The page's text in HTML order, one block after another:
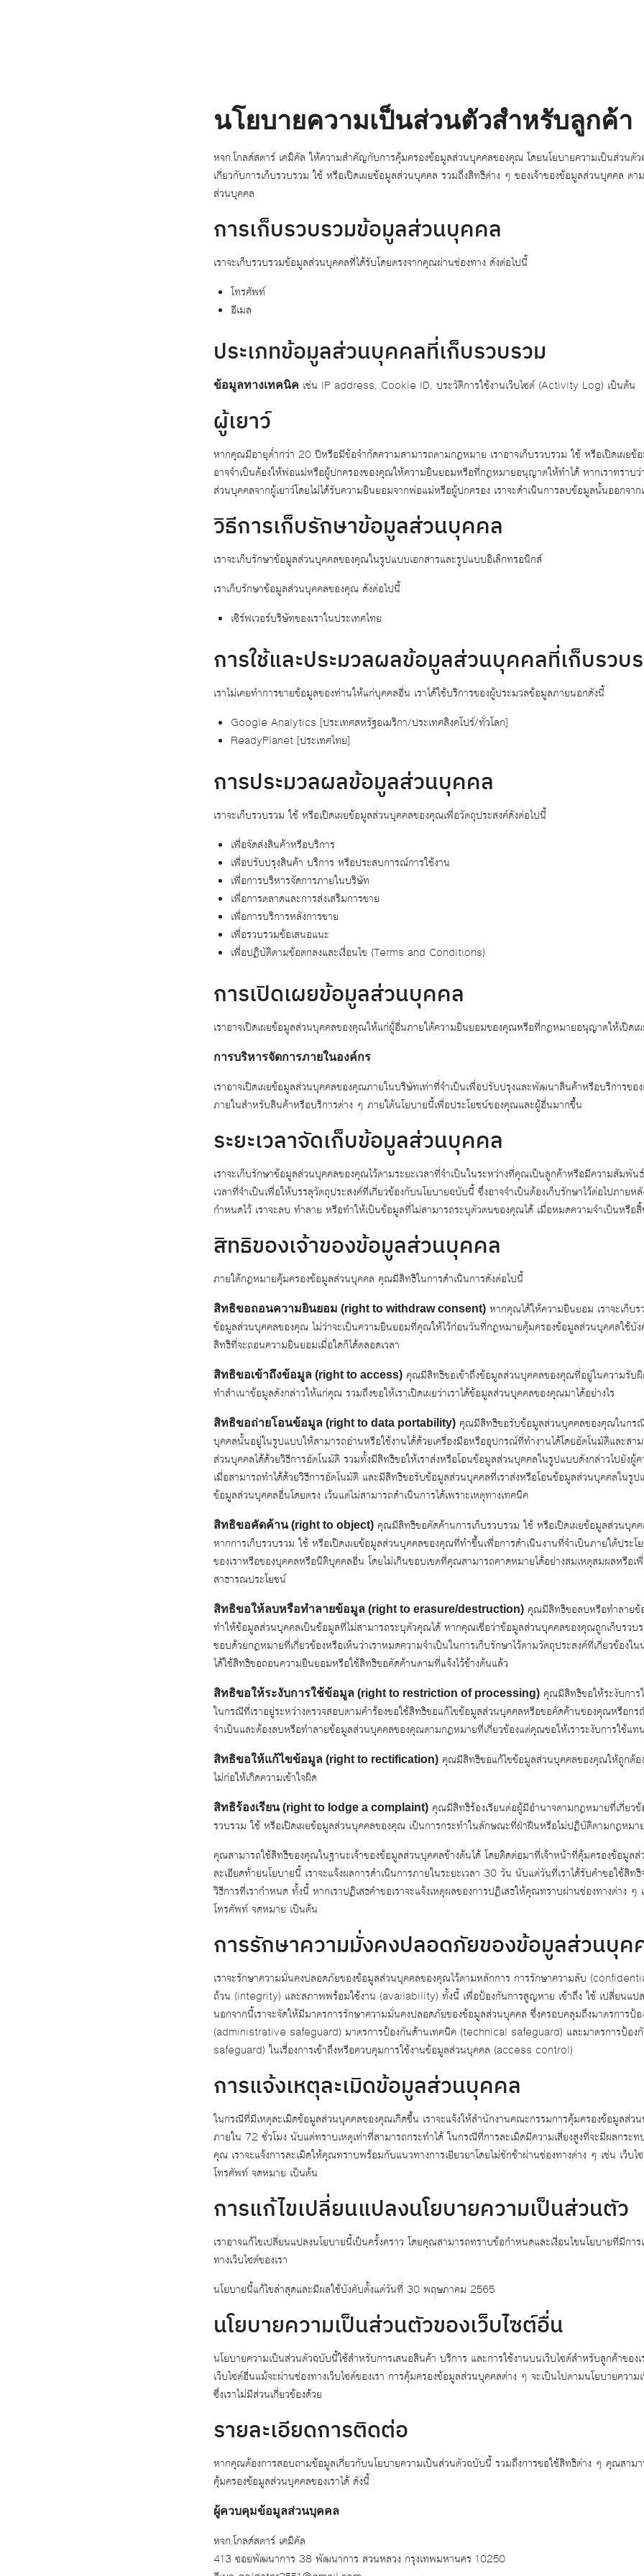
for:
Search
นโยบายความเป็นส่วนตัวสำหรับลูกค้า
หจก.โกลด์สตาร์ เคมิคัล ให้ความสำคัญกับการคุ้มครองข้อมูลส่วนบุคคลของคุณ โดยนโยบายความเป็นส่วนตั
เกี่ยวกับการเก็บรวบรวม ใช้ หรือเปิดเผยข้อมูลส่วนบุคคล รวมถึงสิทธิต่าง ๆ ของเจ้าของข้อมูลส่วนบุคคล ต
ส่วนบุคคล
การเก็บรวบรวมข้อมูลส่วนบุคคล
เราจะเก็บรวบรวมข้อมูลส่วนบุคคลที่ได้รับโดยตรงจากคุณผ่านช่องทาง ดังต่อไปนี้
โทรศัพท์
อีเมล
ประเภทข้อมูลส่วนบุคคลที่เก็บรวบรวม
ข้อมูลทางเทคนิค เช่น IP address, Cookie ID, ประวัติการใช้งานเว็บไซต์ (Activity Log) เป็นต้น
ผู้เยาว์
หากคุณมีอายุต่ำกว่า 20 ปีหรือมีข้อจำกัดความสามารถตามกฎหมาย เราอาจเก็บรวบรวม ใช้ หรือเปิดเผยข้
อาจจำเป็นต้องให้พ่อแม่หรือผู้ปกครองของคุณให้ความยินยอมหรือที่กฎหมายอนุญาตให้ทำได้ หากเราทราบ
ส่วนบุคคลจากผู้เยาว์โดยไม่ได้รับความยินยอมจากพ่อแม่หรือผู้ปกครอง เราจะดำเนินการลบข้อมูลนั้นออกจากเ
วิธีการเก็บรักษาข้อมูลส่วนบุคคล
เราจะเก็บรักษาข้อมูลส่วนบุคคลของคุณในรูปแบบเอกสารและรูปแบบอิเล็กทรอนิกส์
เราเก็บรักษาข้อมูลส่วนบุคคลของคุณ ดังต่อไปนี้
เซิร์ฟเวอร์บริษัทของเราในประเทศไทย
การใช้และประมวลผลข้อมูลส่วนบุคคลที่เก็บรวบ
เราไม่เคยทำการขายข้อมูลของท่านให้แก่บุคคลอื่น เราได้ใช้บริการของผู้ประมวลข้อมูลภายนอกดังนี้
Google Analytics [ประเทศสหรัฐอเมริกา/ประเทศสิงคโปร์/ทั่วโลก]
ReadyPlanet [ประเทศไทย]
การประมวลผลข้อมูลส่วนบุคคล
เราจะเก็บรวบรวม ใช้ หรือเปิดเผยข้อมูลส่วนบุคคลของคุณเพื่อวัตถุประสงค์ดังต่อไปนี้
เพื่อจัดส่งสินค้าหรือบริการ
เพื่อปรับปรุงสินค้า บริการ หรือประสบการณ์การใช้งาน
เพื่อการบริหารจัดการภายในบริษัท
เพื่อการตลาดและการส่งเสริมการขาย
เพื่อการบริการหลังการขาย
เพื่อรวบรวมข้อเสนอแนะ
เพื่อปฏิบัติตามข้อตกลงและเงื่อนไข (Terms and Conditions)
การเปิดเผยข้อมูลส่วนบุคคล
เราอาจเปิดเผยข้อมูลส่วนบุคคลของคุณให้แก่ผู้อื่นภายใต้ความยินยอมของคุณหรือที่กฎหมายอนุญาตให้เปิดเ
การบริหารจัดการภายในองค์กร
เราอาจเปิดเผยข้อมูลส่วนบุคคลของคุณภายในบริษัทเท่าที่จำเป็นเพื่อปรับปรุงและพัฒนาสินค้าหรือบริการของ
ภายในสำหรับสินค้าหรือบริการต่าง ๆ ภายใต้นโยบายนี้เพื่อประโยชน์ของคุณและผู้อื่นมากขึ้น
ระยะเวลาจัดเก็บข้อมูลส่วนบุคคล
เราจะเก็บรักษาข้อมูลส่วนบุคคลของคุณไว้ตามระยะเวลาที่จำเป็นในระหว่างที่คุณเป็นลูกค้าหรือมีความสัมพัน
เวลาที่จำเป็นเพื่อให้บรรลุวัตถุประสงค์ที่เกี่ยวข้องกับนโยบายฉบับนี้ ซึ่งอาจจำเป็นต้องเก็บรักษาไว้ต่อไปภาย
กำหนดไว้ เราจะลบ ทำลาย หรือทำให้เป็นข้อมูลที่ไม่สามารถระบุตัวตนของคุณได้ เมื่อหมดความจำเป็นหรือสิ้
สิทธิของเจ้าของข้อมูลส่วนบุคคล
ภายใต้กฎหมายคุ้มครองข้อมูลส่วนบุคคล คุณมีสิทธิในการดำเนินการดังต่อไปนี้
สิทธิขอถอนความยินยอม (right to withdraw consent) หากคุณได้ให้ความยินยอม เราจะเก็บ
ข้อมูลส่วนบุคคลของคุณ ไม่ว่าจะเป็นความยินยอมที่คุณให้ไว้ก่อนวันที่กฎหมายคุ้มครองข้อมูลส่วนบุคคลใช้
สิทธิที่จะถอนความยินยอมเมื่อใดก็ได้ตลอดเวลา
สิทธิขอเข้าถึงข้อมูล (right to access) คุณมีสิทธิขอเข้าถึงข้อมูลส่วนบุคคลของคุณที่อยู่ในความรับผิ
ทำสำเนาข้อมูลดังกล่าวให้แก่คุณ รวมถึงขอให้เราเปิดเผยว่าเราได้ข้อมูลส่วนบุคคลของคุณมาได้อย่างไร
สิทธิขอถ่ายโอนข้อมูล (right to data portability) คุณมีสิทธิขอรับข้อมูลส่วนบุคคลของคุณในกร
บุคคลนั้นอยู่ในรูปแบบให้สามารถอ่านหรือใช้งานได้ด้วยเครื่องมือหรืออุปกรณ์ที่ทำงานได้โดยอัตโนมัติและสา
ส่วนบุคคลได้ด้วยวิธีการอัตโนมัติ รวมทั้งมีสิทธิขอให้เราส่งหรือโอนข้อมูลส่วนบุคคลในรูปแบบดังกล่าวไปยัง
เมื่อสามารถทำได้ด้วยวิธีการอัตโนมัติ และมีสิทธิขอรับข้อมูลส่วนบุคคลที่เราส่งหรือโอนข้อมูลส่วนบุคคลในรู
ข้อมูลส่วนบุคคลอื่นโดยตรง เว้นแต่ไม่สามารถดำเนินการได้เพราะเหตุทางเทคนิค
สิทธิขอคัดค้าน (right to object) คุณมีสิทธิขอคัดค้านการเก็บรวบรวม ใช้ หรือเปิดเผยข้อมูลส่วนบุคค
หากการเก็บรวบรวม ใช้ หรือเปิดเผยข้อมูลส่วนบุคคลของคุณที่ทำขึ้นเพื่อการดำเนินงานที่จำเป็นภายใต้ประ
ของเราหรือของบุคคลหรือนิติบุคคลอื่น โดยไม่เกินขอบเขตที่คุณสามารถคาดหมายได้อย่างสมเหตุสมผลหรือเ
สาธารณประโยชน์
สิทธิขอให้ลบหรือทำลายข้อมูล (right to erasure/destruction) คุณมีสิทธิขอลบหรือทำลาย
ทำให้ข้อมูลส่วนบุคคลเป็นข้อมูลที่ไม่สามารถระบุตัวคุณได้ หากคุณเชื่อว่าข้อมูลส่วนบุคคลของคุณถูกเก็บรวบร
ชอบด้วยกฎหมายที่เกี่ยวข้องหรือเห็นว่าเราหมดความจำเป็นในการเก็บรักษาไว้ตามวัตถุประสงค์ที่เกี่ยวข้อง
ได้ใช้สิทธิขอถอนความยินยอมหรือใช้สิทธิขอคัดค้านตามที่แจ้งไว้ข้างต้นแล้ว
สิทธิขอให้ระงับการใช้ข้อมูล (right to restriction of processing) คุณมีสิทธิขอให้ระงับกา
ในกรณีที่เราอยู่ระหว่างตรวจสอบตามคำร้องขอใช้สิทธิขอแก้ไขข้อมูลส่วนบุคคลหรือขอคัดค้านของคุณหรือก
จำเป็นและต้องลบหรือทำลายข้อมูลส่วนบุคคลของคุณตามกฎหมายที่เกี่ยวข้องแต่คุณขอให้เราระงับการใช้แท
สิทธิขอให้แก้ไขข้อมูล (right to rectification) คุณมีสิทธิขอแก้ไขข้อมูลส่วนบุคคลของคุณให้ถูกต้
ไม่ก่อให้เกิดความเข้าใจผิด
สิทธิร้องเรียน (right to lodge a complaint) คุณมีสิทธิร้องเรียนต่อผู้มีอำนาจตามกฎหมายที่เกี่ยวข้
รวบรวม ใช้ หรือเปิดเผยข้อมูลส่วนบุคคลของคุณ เป็นการกระทำในลักษณะที่ฝ่าฝืนหรือไม่ปฏิบัติตามกฎหมา
คุณสามารถใช้สิทธิของคุณในฐานะเจ้าของข้อมูลส่วนบุคคลข้างต้นได้ โดยติดต่อมาที่เจ้าหน้าที่คุ้มครองข้อมูลส่
ละเอียดท้ายนโยบายนี้ เราจะแจ้งผลการดำเนินการภายในระยะเวลา 30 วัน นับแต่วันที่เราได้รับคำขอใช้
วิธีการที่เรากำหนด ทั้งนี้ หากเราปฏิเสธคำขอเราจะแจ้งเหตุผลของการปฏิเสธให้คุณทราบผ่านช่องทางต่าง
โทรศัพท์ จดหมาย เป็นต้น
การรักษาความมั่งคงปลอดภัยของข้อมูลส่วนบุค
เราจะรักษาความมั่นคงปลอดภัยของข้อมูลส่วนบุคคลของคุณไว้ตามหลักการ การรักษาความลับ
ถ้วน (integrity) และสภาพพร้อมใช้งาน (availability) ทั้งนี้ เพื่อป้องกันการสูญหาย เข้าถึง ใช้ เปลี่ยนแปล
นอกจากนี้เราจะจัดให้มีมาตรการรักษาความมั่นคงปลอดภัยของข้อมูลส่วนบุคคล ซึ่งครอบคลุมถึงมาตรการป้
(administrative safeguard) มาตรการป้องกันด้านเทคนิค (technical safeguard) และมาตรการป้อ
safeguard) ในเรื่องการเข้าถึงหรือควบคุมการใช้งานข้อมูลส่วนบุคคล (access control)
การแจ้งเหตุละเมิดข้อมูลส่วนบุคคล
ในกรณีที่มีเหตุละเมิดข้อมูลส่วนบุคคลของคุณเกิดขึ้น เราจะแจ้งให้สำนักงานคณะกรรมการคุ้มครองข้อมูลส่ว
ภายใน 72 ชั่วโมง นับแต่ทราบเหตุเท่าที่สามารถกระทำได้ ในกรณีที่การละเมิดมีความเสี่ยงสูงที่จะมีผลกระ
คุณ เราจะแจ้งการละเมิดให้คุณทราบพร้อมกับแนวทางการเยียวยาโดยไม่ชักช้าผ่านช่องทางต่าง ๆ เช่น เว็บ
โทรศัพท์ จดหมาย เป็นต้น
การแก้ไขเปลี่ยนแปลงนโยบายความเป็นส่วนตัว
เราอาจแก้ไขเปลี่ยนแปลงนโยบายนี้เป็นครั้งคราว โดยคุณสามารถทราบข้อกำหนดและเงื่อนไขนโยบายที่มีกา
ทางเว็บไซต์ของเรา
นโยบายนี้แก้ไขล่าสุดและมีผลใช้บังคับตั้งแต่วันที่ 30 พฤษภาคม 2565
นโยบายความเป็นส่วนตัวของเว็บไซต์อื่น
นโยบายความเป็นส่วนตัวฉบับนี้ใช้สำหรับการเสนอสินค้า บริการ และการใช้งานบนเว็บไซต์สำหรับลูกค้าของ
เว็บไซต์อื่นแม้จะผ่านช่องทางเว็บไซต์ของเรา การคุ้มครองข้อมูลส่วนบุคคลต่าง ๆ จะเป็นไปตามนโยบายควา
ซึ่งเราไม่มีส่วนเกี่ยวข้องด้วย
รายละเอียดการติดต่อ
หากคุณต้องการสอบถามข้อมูลเกี่ยวกับนโยบายความเป็นส่วนตัวฉบับนี้ รวมถึงการขอใช้สิทธิต่าง ๆ คุณสามา
คุ้มครองข้อมูลส่วนบุคคลของเราได้ ดังนี้
ผู้ควบคุมข้อมูลส่วนบุคคล
หจก.โกลด์สตาร์ เคมิคัล
413 ซอยพัฒนาการ 38 พัฒนาการ สวนหลวง กรุงเทพมหานคร 10250